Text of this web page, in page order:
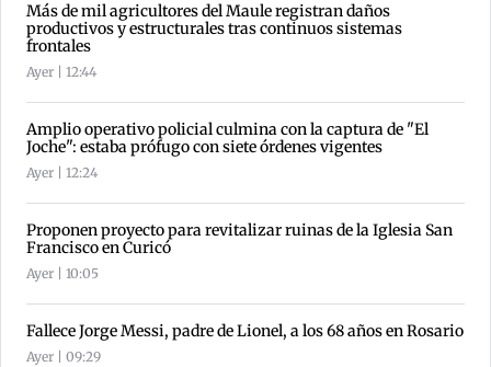
Más de mil agricultores del Maule registran daños
productivos y estructurales tras continuos sistemas
frontales
Ayer | 12:44
Amplio operativo policial culmina con la captura de "El
Joche": estaba prófugo con siete órdenes vigentes
Ayer | 12:24
Proponen proyecto para revitalizar ruinas de la Iglesia San
Francisco en Curicó
Ayer | 10:05
Fallece Jorge Messi, padre de Lionel, a los 68 años en Rosario
Ayer | 09:29